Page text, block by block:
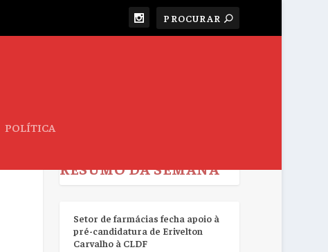
POLÍTICA
RESUMO DA SEMANA
Setor de farmácias fecha apoio à
pré-candidatura de Erivelton
Carvalho à CLDF